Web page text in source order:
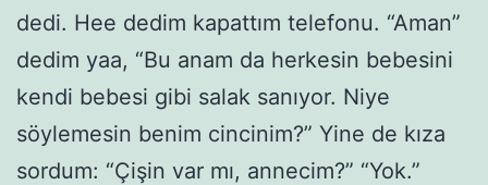
dedi. Hee dedim kapattım telefonu. “Aman”
dedim yaa, “Bu anam da herkesin bebesini
kendi bebesi gibi salak sanıyor. Niye
söylemesin benim cincinim?” Yine de kıza
sordum: “Çişin var mı, annecim?” “Yok.”